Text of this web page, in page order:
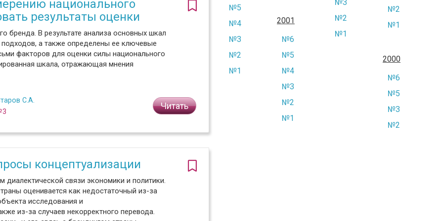
национального
результаты оценки
бренда. В результате анализа основных шкал
а также определены ее ключевые
факторов для оценки силы национального
шкала, отражающая мнения
С.А.
Читать
концептуализации
диалектической связи экономики и политики.
оценивается как недостаточный из-за
исследования и
из-за случаев некорректного перевода.
№2
№1
№3
№2
№1
№5
№4
№3
№2
№1
2001
№6
№5
№4
№3
№2
№1
2000
№6
№5
№3
№2